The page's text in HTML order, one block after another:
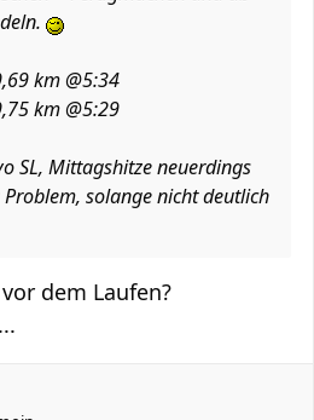
km @5:34
km @5:29
SL, Mittagshitze neuerdings
solange nicht deutlich
dem Laufen?